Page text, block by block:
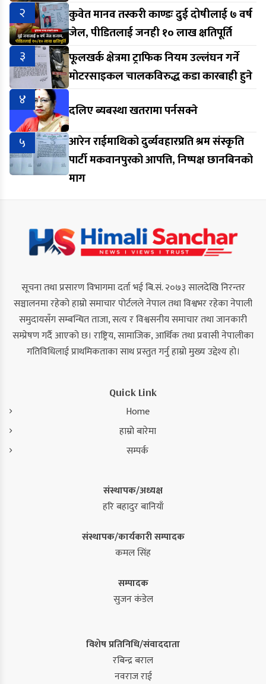
२
कुवेत मानव तस्करी काण्डः दुई दोषीलाई ७ वर्ष
जेल, पीडितलाई जनही १० लाख क्षतिपूर्ति
३
फूलखर्क क्षेत्रमा ट्राफिक नियम उल्लंघन गर्ने
मोटरसाइकल चालकविरुद्ध कडा कारबाही हुने
४
दलिए ब्यबस्था खतरामा पर्नसक्ने
५
आरेन राईमाथिको दुर्व्यवहारप्रति श्रम संस्कृति
पार्टी मकवानपुरको आपत्ति, निष्पक्ष छानबिनको
माग
सूचना तथा प्रसारण विभागमा दर्ता भई बि.सं. २०७३ सालदेखि निरन्तर
सञ्चालनमा रहेको हाम्रो समाचार पोर्टलले नेपाल तथा विश्वभर रहेका नेपाली
समुदायसँग सम्बन्धित ताजा, सत्य र विश्वसनीय समाचार तथा जानकारी
सम्प्रेषण गर्दै आएको छ। राष्ट्रिय, सामाजिक, आर्थिक तथा प्रवासी नेपालीका
गतिविधिलाई प्राथमिकताका साथ प्रस्तुत गर्नु हाम्रो मुख्य उद्देश्य हो।
Quick Link
Home
हाम्रो बारेमा
सम्पर्क
संस्थापक/अध्यक्ष
हरि बहादुर बानियाँ
संस्थापक/कार्यकारी सम्पादक
कमल सिंह
सम्पादक
सुजन कंडेल
विशेष प्रतिनिधि/संवाददाता
रबिन्द्र बराल
नवराज राई